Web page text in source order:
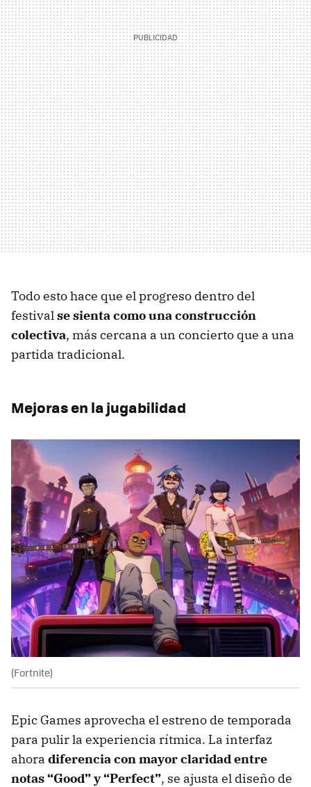
Todo esto hace que el progreso dentro del
festivalse sienta como una construcción
colectiva, más cercana a un concierto que a una
partida tradicional.
Mejoras en la jugabilidad
(Fortnite)
Epic Games aprovecha el estreno de temporada
para pulir la experiencia rítmica. La interfaz
ahora diferencia con mayor claridad entre
notas “Good” y “Perfect”, se ajusta el diseño de